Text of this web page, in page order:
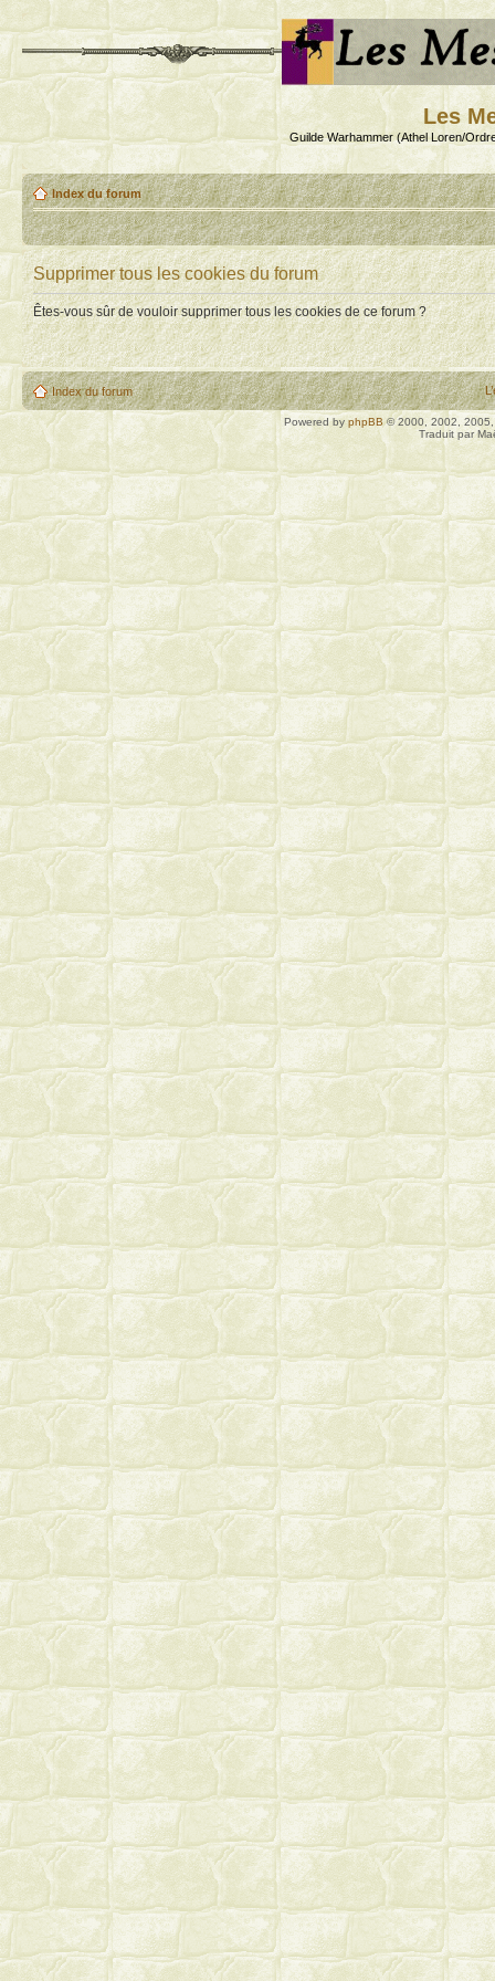
Les
Guilde Warhammer (Athel Loren/
Index du forum
Supprimer tous les cookies du forum
Êtes-vous sûr de vouloir supprimer tous les cookies de ce forum ?
Index du forum
Powered byphpBB© 2000, 2002,
Traduit par